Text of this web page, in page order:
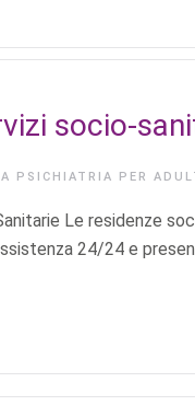
socio-
PSICHIATRIA PER
Le residenze
24/24 e